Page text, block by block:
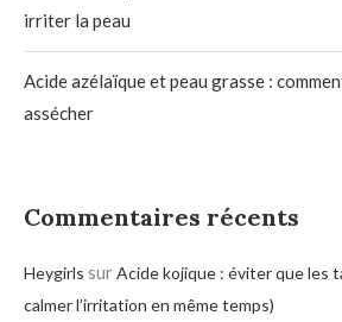
irriter la peau
Acide azélaïque et peau grasse :
assécher
Commentaires récents
Heygirls surAcide kojique : éviter que les
calmer l’irritation en même temps)